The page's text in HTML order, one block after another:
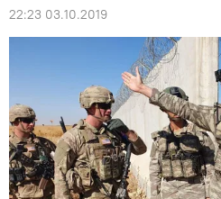
22:23 03.10.2019